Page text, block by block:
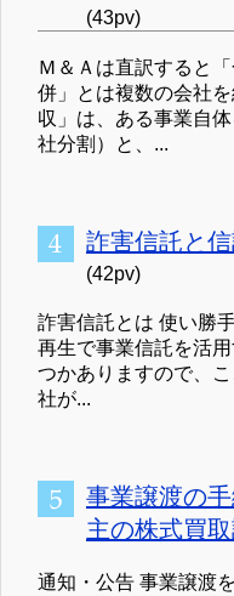
(43pv)
Ｍ＆Ａは直訳すると
併」とは複数の会社
収」は、ある事業自
社分割）と、...
詐害信託と
(42pv)
詐害信託とは 使い勝
再生で事業信託を活
つかありますので、
社が...
事業譲渡の
主の株式買取
通知・公告 事業譲渡